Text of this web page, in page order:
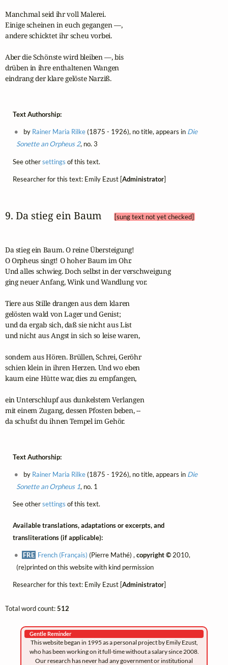
Manchmal seid ihr voll Malerei.
Einige scheinen in euch gegangen —,
andere schicktet ihr scheu vorbei.
Aber die Schönste wird bleiben —, bis
drüben in ihre enthaltenen Wangen
eindrang der klare gelöste Narziß.
Text Authorship:
by Rainer Maria Rilke(1875 - 1926), no title, appears in Die
Sonette an Orpheus 2, no. 3
See othersettings of this text.
Researcher for this text: Emily Ezust [Administrator]
9. Da stieg ein Baum [sung text not yet checked]
Da stieg ein Baum. O reine Übersteigung!
O Orpheus singt! O hoher Baum im Ohr.
Und alles schwieg. Doch selbst in der verschweigung
ging neuer Anfang, Wink und Wandlung vor.
Tiere aus Stille drangen aus dem klaren
gelösten wald von Lager und Genist;
und da ergab sich, daß sie nicht aus List
und nicht aus Angst in sich so leise waren,
sondern aus Hören. Brüllen, Schrei, Geröhr
schien klein in ihren Herzen. Und wo eben
kaum eine Hütte war, dies zu empfangen,
ein Unterschlupf aus dunkelstem Verlangen
mit einem Zugang, dessen Pfosten beben, --
da schufst du ihnen Tempel im Gehör.
Text Authorship:
by Rainer Maria Rilke(1875 - 1926), no title, appears in Die
Sonette an Orpheus 1, no. 1
See othersettings of this text.
Available translations, adaptations or excerpts, and
transliterations (if applicable):
FRE French (Français) (Pierre Mathé) ,copyright © 2010,
(re)printed on this website with kind permission
Researcher for this text: Emily Ezust [Administrator]
Total word count:512
Gentle Reminder
This website began in 1995 as a personal project by Emily Ezust,
who has been working on it full-time without a salary since 2008.
Our research has never had any government or institutional